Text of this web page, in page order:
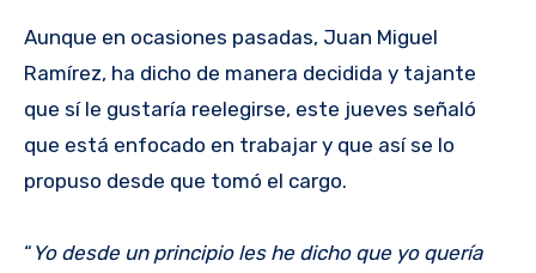
Aunque en ocasiones pasadas, Juan Miguel
Ramírez, ha dicho de manera decidida y tajante
que sí le gustaría reelegirse, este jueves señaló
que está enfocado en trabajar y que así se lo
propuso desde que tomó el cargo.
“ Yo desde un principio les he dicho que yo quería